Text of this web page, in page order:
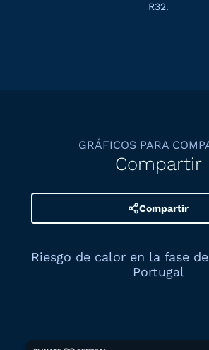
R32.
GRÁFICOS PARA
Compartir
Compartir
Riesgo de calor en la fase
Portugal